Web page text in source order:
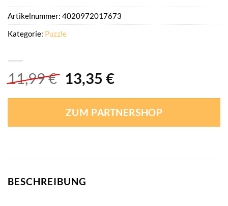
11,99€ Ursprünglicher
war:
11,99 €
13,35 €Aktueller
ist:
13,35 €.
ZUM PARTNERSHOP
Artikelnummer: 4020972017673
Kategorie: Puzzle
BESCHREIBUNG